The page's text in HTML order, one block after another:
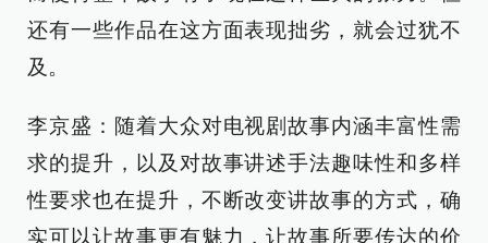
还有一些作品在这方面表现拙劣，就会过犹不
及。
李京盛：随着大众对电视剧故事内涵丰富性需
求的提升，以及对故事讲述手法趣味性和多样
性要求也在提升，不断改变讲故事的方式，确
实可以让故事更有魅力，让故事所要传达的价